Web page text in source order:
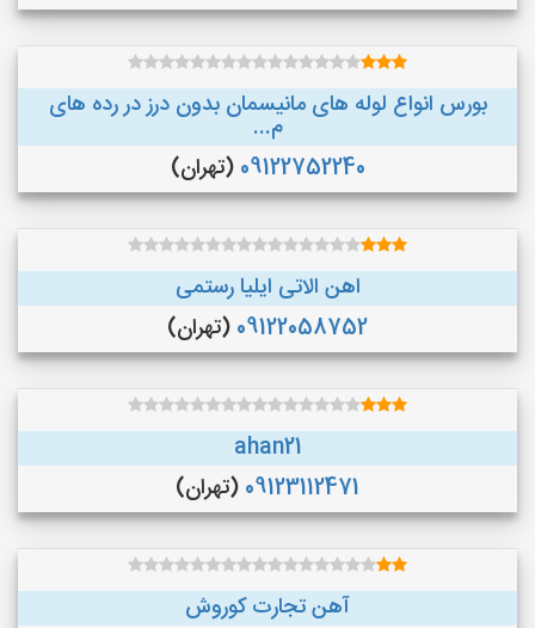
بورس انواع لوله های مانیسمان بدون درز در رده های
م...
09122752240 (تهران)
اهن الاتی ایلیا رستمی
09122058752 (تهران)
ahan21
09123112471 (تهران)
آهن تجارت کوروش